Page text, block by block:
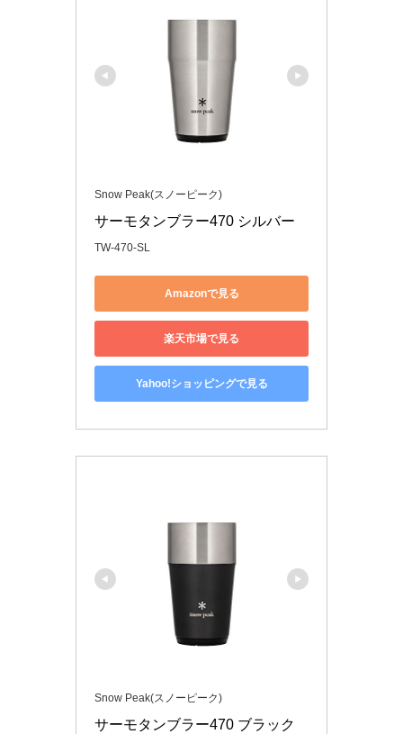
Snow Peak(スノーピーク)
サーモタンブラー470 シルバー
TW-470-SL
Amazonで見る
楽天市場で見る
Yahoo!ショッピングで見る
Snow Peak(スノーピーク)
サーモタンブラー470 ブラック